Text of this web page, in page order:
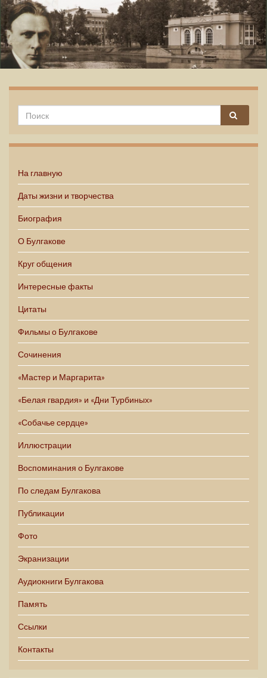
На главную
Даты жизни и творчества
Биография
О Булгакове
Круг общения
Интересные факты
Цитаты
Фильмы о Булгакове
Сочинения
«Мастер и Маргарита»
«Белая гвардия» и «Дни Турбиных»
«Собачье сердце»
Иллюстрации
Воспоминания о Булгакове
По следам Булгакова
Публикации
Фото
Экранизации
Аудиокниги Булгакова
Память
Ссылки
Контакты